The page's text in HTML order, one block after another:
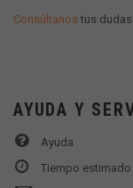
Consúltanostus dudas.
AYUDA Y
Ayuda
Tiempo estimado